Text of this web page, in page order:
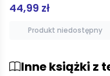
54,99 zł
Dodaj do koszyka
Inne książki z